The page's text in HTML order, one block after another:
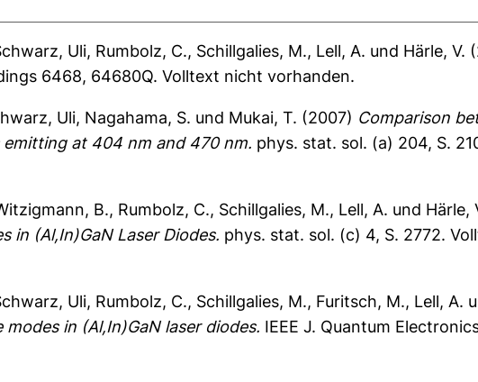
Uli, Rumbolz, C., Schillgalies, M., Lell, A. und Härle, V.
6468, 64680Q.Volltext nicht vorhanden.
Uli, Nagahama, S. und Mukai, T. (2007) Comparison
emitting at 404 nm and 470 nm. phys. stat. sol. (a) 204, S.
B., Rumbolz, C., Schillgalies, M., Lell, A. und Härle,
in (Al,In)GaN Laser Diodes. phys. stat. sol. (c) 4, S. 2772.
Uli, Rumbolz, C., Schillgalies, M., Furitsch, M., Lell, A.
in (Al,In)GaN laser diodes. IEEE J. Quantum